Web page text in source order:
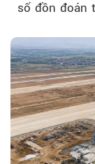
số đồn đoán